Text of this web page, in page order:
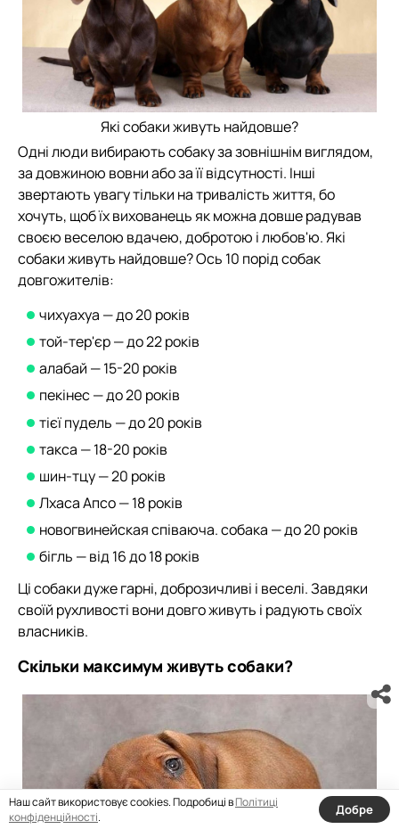
Які собаки живуть найдовше?
Одні люди вибирають собаку за зовнішнім виглядом,
за довжиною вовни або за її відсутності. Інші
звертають увагу тільки на тривалість життя, бо
хочуть, щоб їх вихованець як можна довше радував
своєю веселою вдачею, добротою і любов'ю. Які
собаки живуть найдовше? Ось 10 порід собак
довгожителів:
чихуахуа — до 20 років
той-тер'єр — до 22 років
алабай — 15-20 років
пекінес — до 20 років
тієї пудель — до 20 років
такса — 18-20 років
шин-тцу — 20 років
Лхаса Апсо — 18 років
новогвинейская співаюча. собака — до 20 років
бігль — від 16 до 18 років
Ці собаки дуже гарні, доброзичливі і веселі. Завдяки
своїй рухливості вони довго живуть і радують своїх
власників.
Скільки максимум живуть собаки?
Наш сайт використовує cookies. Подробиці вПолітиці
конфіденційності. Добре